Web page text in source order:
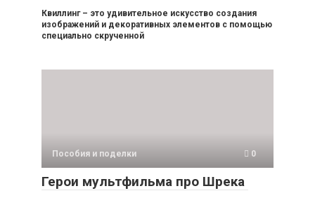
Квиллинг – это удивительное искусство создания
изображений и декоративных элементов с помощью
специально скрученной
Пособия и поделки 0
Герои мультфильма про Шрека